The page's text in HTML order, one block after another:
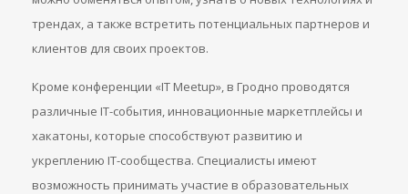
трендах, а также встретить потенциальных партнеров и
клиентов для своих проектов.
Кроме конференции «IT Meetup», в Гродно проводятся
различные IT-события, инновационные маркетплейсы и
хакатоны, которые способствуют развитию и
укреплению IT-сообщества. Специалисты имеют
возможность принимать участие в образовательных